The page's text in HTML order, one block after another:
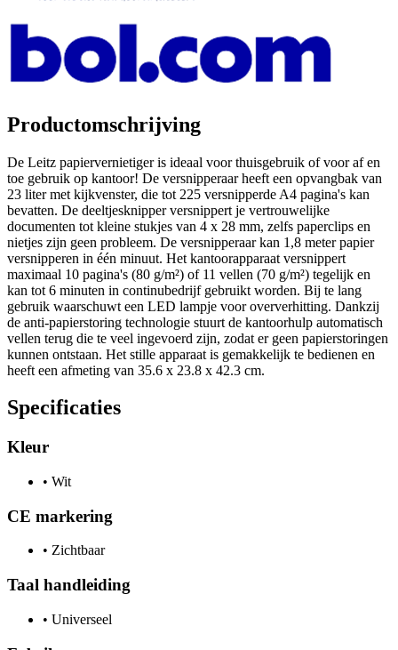
Productomschrijving
De Leitz papiervernietiger is ideaal voor thuisgebruik of voor af en
toe gebruik op kantoor! De versnipperaar heeft een opvangbak van
23 liter met kijkvenster, die tot 225 versnipperde A4 pagina's kan
bevatten. De deeltjesknipper versnippert je vertrouwelijke
documenten tot kleine stukjes van 4 x 28 mm, zelfs paperclips en
nietjes zijn geen probleem. De versnipperaar kan 1,8 meter papier
versnipperen in één minuut. Het kantoorapparaat versnippert
maximaal 10 pagina's (80 g/m²) of 11 vellen (70 g/m²) tegelijk en
kan tot 6 minuten in continubedrijf gebruikt worden. Bij te lang
gebruik waarschuwt een LED lampje voor oververhitting. Dankzij
de anti-papierstoring technologie stuurt de kantoorhulp automatisch
vellen terug die te veel ingevoerd zijn, zodat er geen papierstoringen
kunnen ontstaan. Het stille apparaat is gemakkelijk te bedienen en
heeft een afmeting van 35.6 x 23.8 x 42.3 cm.
Specificaties
Kleur
• Wit
CE markering
• Zichtbaar
Taal handleiding
• Universeel